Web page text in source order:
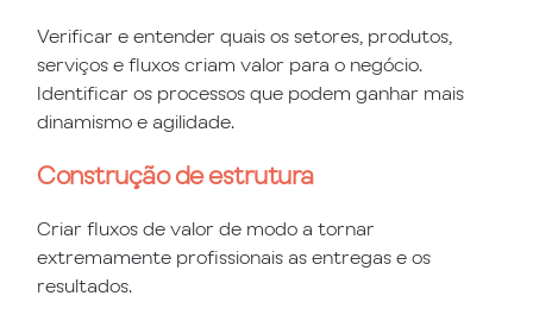
Verificar e entender quais os setores, produtos,
serviços e fluxos criam valor para o negócio.
Identificar os processos que podem ganhar mais
dinamismo e agilidade.
Construção de estrutura
Criar fluxos de valor de modo a tornar
extremamente profissionais as entregas e os
resultados.